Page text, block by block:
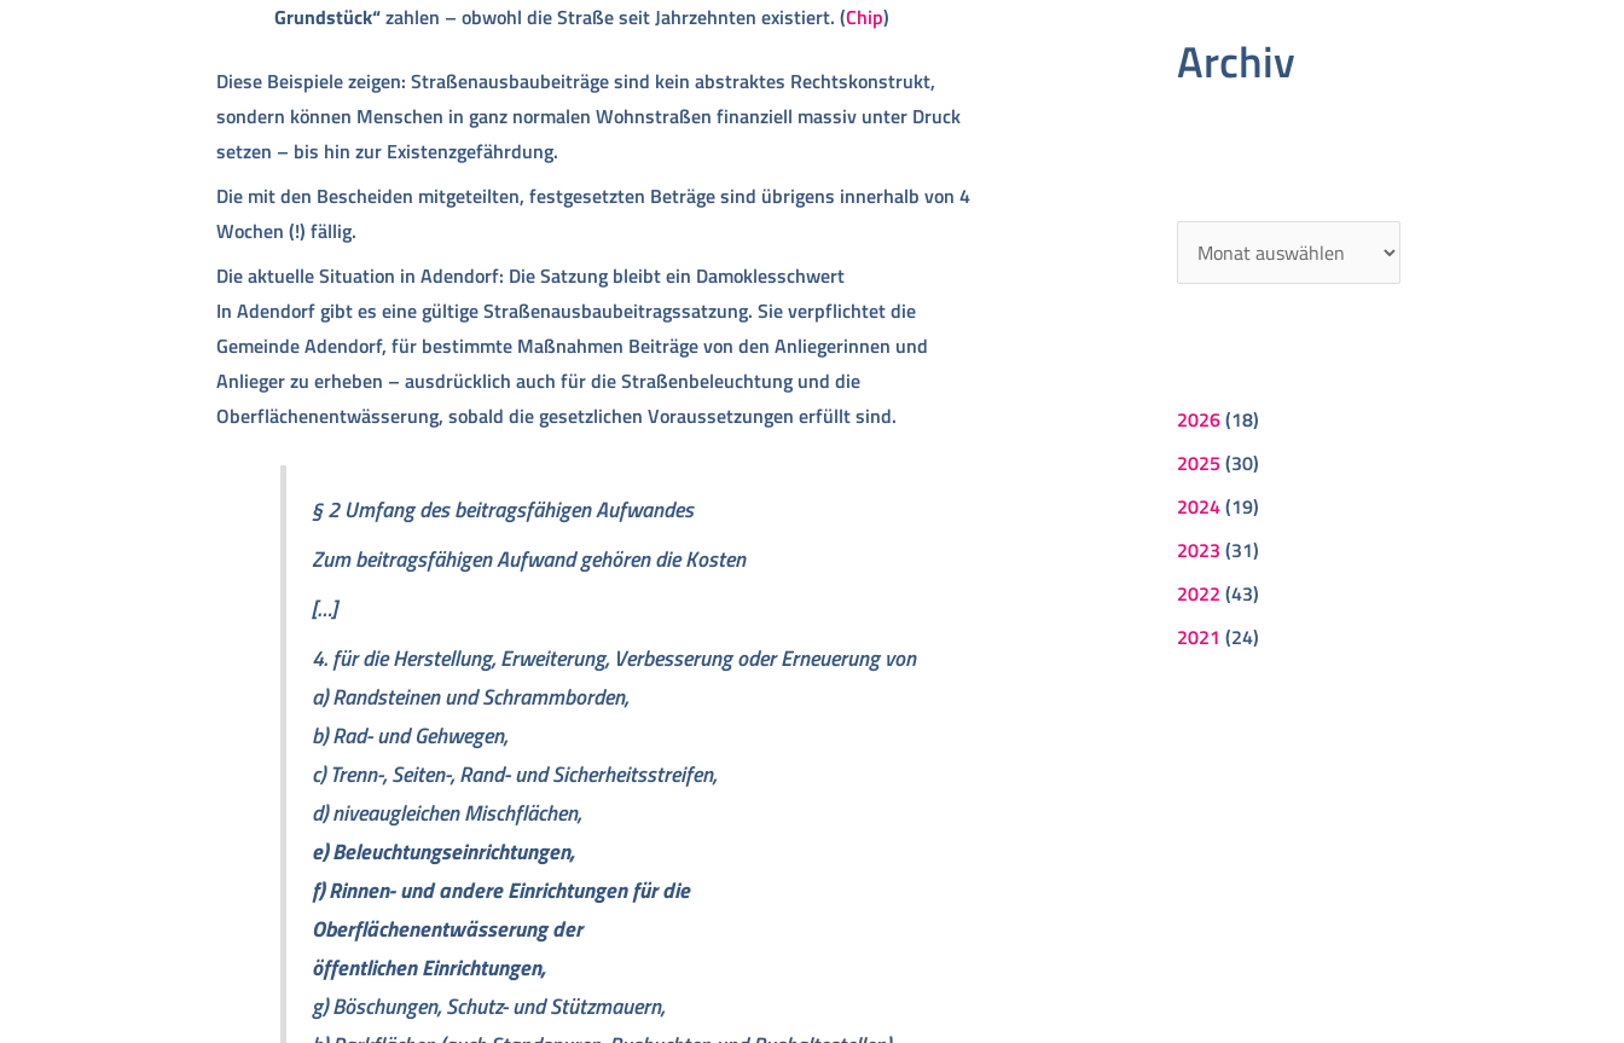
Grundstück“zahlen – obwohl die Straße seit Jahrzehnten existiert. (Chip)
Diese Beispiele zeigen: Straßenausbaubeiträge sind kein abstraktes Rechtskonstrukt,
sondern können Menschen in ganz normalen Wohnstraßen finanziell massiv unter Druck
setzen – bis hin zur Existenzgefährdung.
Die mit den Bescheiden mitgeteilten, festgesetzten Beträge sind übrigens innerhalb von 4
Wochen (!) fällig.
Die aktuelle Situation in Adendorf: Die Satzung bleibt ein Damoklesschwert
In Adendorf gibt es eine gültige Straßenausbaubeitragssatzung. Sie verpflichtet die
Gemeinde Adendorf, für bestimmte Maßnahmen Beiträge von den Anliegerinnen und
Anlieger zu erheben – ausdrücklich auch für die Straßenbeleuchtung und die
Oberflächenentwässerung, sobald die gesetzlichen Voraussetzungen erfüllt sind.
§ 2 Umfang des beitragsfähigen Aufwandes
Zum beitragsfähigen Aufwand gehören die Kosten
[…]
4. für die Herstellung, Erweiterung, Verbesserung oder Erneuerung von
a) Randsteinen und Schrammborden,
b) Rad- und Gehwegen,
c) Trenn-, Seiten-, Rand- und Sicherheitsstreifen,
d) niveaugleichen Mischflächen,
e) Beleuchtungseinrichtungen,
f) Rinnen- und andere Einrichtungen für die
Oberflächenentwässerung der
öffentlichen Einrichtungen,
g) Böschungen, Schutz- und Stützmauern,
Archiv
2026(18)
2025 (30)
2024(19)
2023 (31)
2022 (43)
2021 (24)